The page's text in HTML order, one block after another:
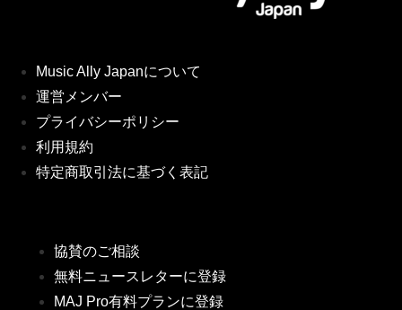
Music Ally Japanについて
運営メンバー
プライバシーポリシー
利用規約
特定商取引法に基づく表記
協賛のご相談
無料ニュースレターに登録
MAJ Pro有料プランに登録